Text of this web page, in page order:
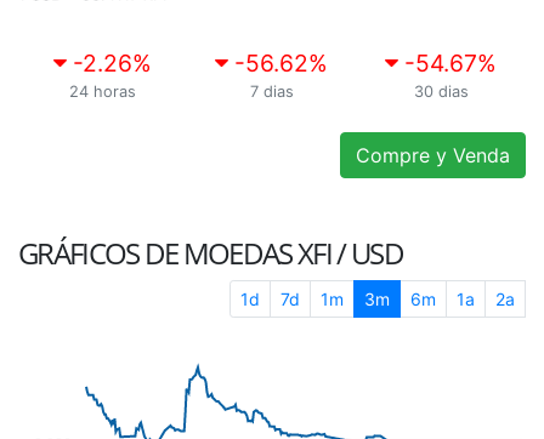
-2.26%
24 horas
-56.62%
7 dias
-54.67%
30 dias
Compre y Venda
GRÁFICOS DE MOEDASXFI / USD
1d 7d 1m 3m 6m 1a 2a